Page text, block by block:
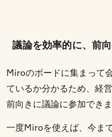
議論を効率的に、前
Miroのボードに集まって
ているか分かるため、経
前向きに議論に参加できま
一度Miroを使えば、今ま